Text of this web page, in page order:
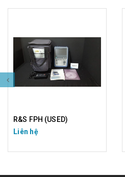
R&S FPH (USED)
Liên hệ